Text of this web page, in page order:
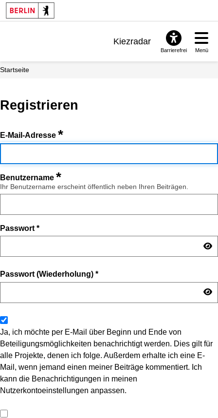
Kiezradar
Barrierefrei Menü
Startseite
Registrieren
E-Mail-Adresse *
Benutzername *
Ihr Benutzername erscheint öffentlich neben Ihren Beiträgen.
Passwort *
Passwort (Wiederholung) *
Ja, ich möchte per E-Mail über Beginn und Ende von
Beteiligungsmöglichkeiten benachrichtigt werden. Dies gilt für
alle Projekte, denen ich folge. Außerdem erhalte ich eine E-
Mail, wenn jemand einen meiner Beiträge kommentiert. Ich
kann die Benachrichtigungen in meinen
Nutzerkontoeinstellungen anpassen.